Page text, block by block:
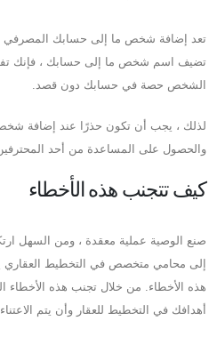
تعد إضافة شخص ما إلى حسابك المصرفي
تضيف اسم شخص ما إلى حسابك ، فإنك
الشخص حصة في حسابك دون قصد.
لذلك ، يجب أن تكون حذرًا عند إضافة
والحصول على المساعدة من أحد المحترفين
كيف تتجنب هذه الأخطاء
صنع الوصية عملية معقدة ، ومن السهل
إلى محامي متخصص في التخطيط
هذه الأخطاء. من خلال تجنب هذه الأخطاء
أهدافك في التخطيط للعقار وأن يتم